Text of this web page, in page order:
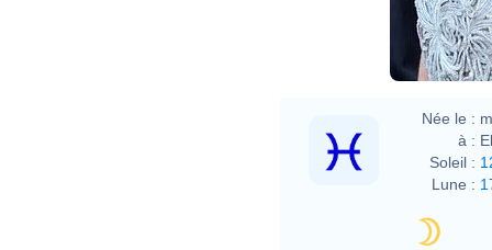
Née le :
à :
Soleil :
Lune :